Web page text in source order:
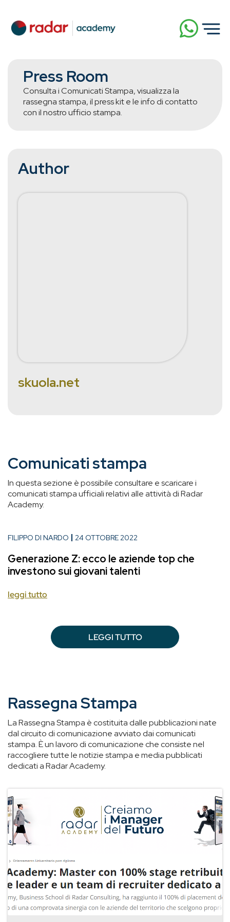
Press Room
Consulta i Comunicati Stampa, visualizza la
rassegna stampa, il press kit e le info di contatto
con il nostro ufficio stampa.
Author
skuola.net
Comunicati stampa
In questa sezione è possibile consultare e scaricare i
comunicati stampa ufficiali relativi alle attività di Radar
Academy.
FILIPPO DI NARDO 24 OTTOBRE 2022
Generazione Z: ecco le aziende top che
investono sui giovani talenti
leggi tutto
LEGGI TUTTO
Rassegna Stampa
La Rassegna Stampa è costituita dalle pubblicazioni nate
dal circuito di comunicazione avviato dai comunicati
stampa. È un lavoro di comunicazione che consiste nel
raccogliere tutte le notizie stampa e media pubblicati
dedicati a Radar Academy.